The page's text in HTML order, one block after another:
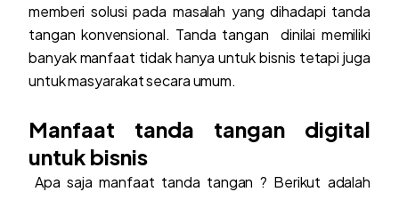
memberi solusi pada masalah yang dihadapi tanda
tangan konvensional. Tanda tangan dinilai memiliki
banyak manfaat tidak hanya untuk bisnis tetapi juga
untuk masyarakat secara umum.
Manfaat tanda tangan digital
untuk bisnis
Apa saja manfaat tanda tangan ? Berikut adalah